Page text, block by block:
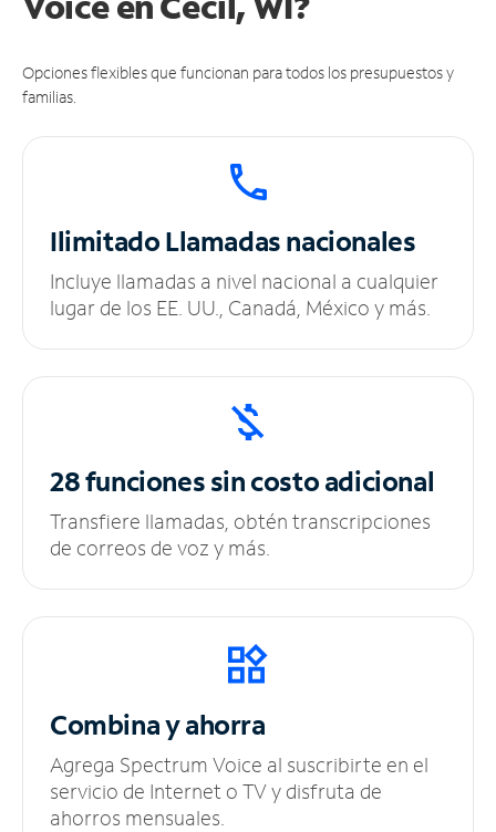
Opciones flexibles que funcionan para todos los presupuestos y
familias.
IlimitadoLlamadas nacionales
Incluye llamadas a nivel nacional a cualquier
lugar de los EE. UU., Canadá, México y más.
28 funciones sincosto adicional
Transfiere llamadas, obtén transcripciones
de correos de voz y más.
Combina y ahorra
Agrega Spectrum Voice al suscribirte en el
servicio de Internet o TV y disfruta de
ahorros mensuales.